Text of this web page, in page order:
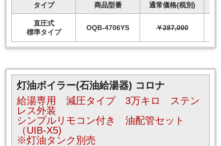
タイプ 商品型番 通常価格(税別)
直圧式
標準タイプ
OQB-4706YS ￥287,000
灯油ボイラー(石油給湯器) コロナ
給湯専用 減圧タイプ 3万キロ ステン
レス外装
シンプルリモコン付き 油配管セット
（UIB-X5)
※灯油タンク別売